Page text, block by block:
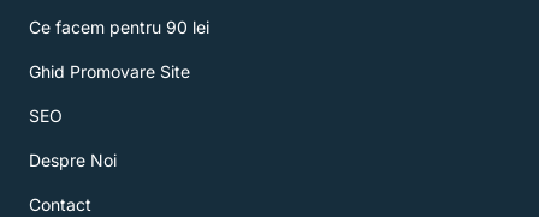
Ce facem pentru 90 lei
Ghid Promovare Site
SEO
Despre Noi
Contact